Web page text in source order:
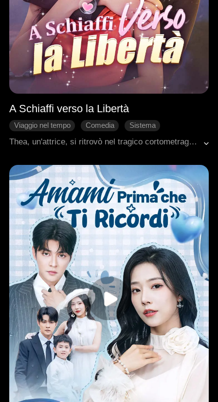
A Schiaffi verso la Libertà
Viaggio nel tempo Comedia
Sistema
Romanzo sentimentale moderno
Thea, un'attrice, si ritrovò nel tragico cortometraggio in cui aveva recitato, solo per scoprirsi nel suo cupo finale, con il suo personaggio morto. Mentre altri venivano viziati nei loro nuovi mondi, Thea veniva uccisa in novantanove modi diversi. Infuriata, decise di prendere in mano la situazione. Schiaffi all'ereditiera falsa e manipolatrice, alla madre biologica ignara e al viscido protagonista maschile. Ma all'improvviso apparve uno sconosciuto bello e gentile. Thea decise che lo avrebbe voluto anche lui. Trascinata in questo mondo assurdamente drammatico, era determinata a conquistare il suo affascinante compagno e a travolgere chiunque si mettesse sulla sua strada.